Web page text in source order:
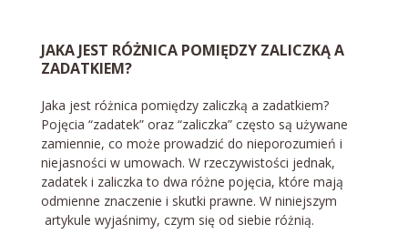
JAKA JEST RÓŻNICA POMIĘDZY ZALICZKĄ A
ZADATKIEM?
Jaka jest różnica pomiędzy zaliczką a zadatkiem?
Pojęcia “zadatek” oraz “zaliczka” często są używane
zamiennie, co może prowadzić do nieporozumień i
niejasności w umowach. W rzeczywistości jednak,
zadatek i zaliczka to dwa różne pojęcia, które mają
odmienne znaczenie i skutki prawne. W niniejszym
artykule wyjaśnimy, czym się od siebie różnią.